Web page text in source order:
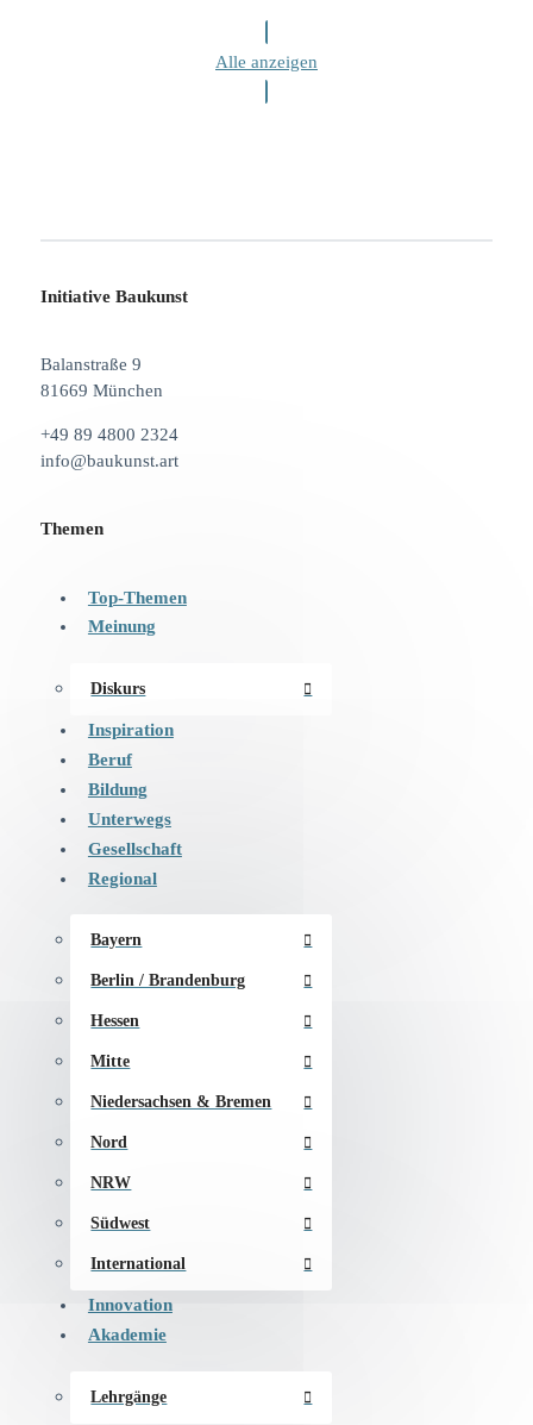
Alle anzeigen
Initiative Baukunst
Balanstraße 9
81669 München
+49 89 4800 2324
info@baukunst.art
Themen
Top-Themen
Meinung
Diskurs
Inspiration
Beruf
Bildung
Unterwegs
Gesellschaft
Regional
Bayern
Berlin / Brandenburg
Hessen
Mitte
Niedersachsen & Bremen
Nord
NRW
Südwest
International
Innovation
Akademie
Lehrgänge